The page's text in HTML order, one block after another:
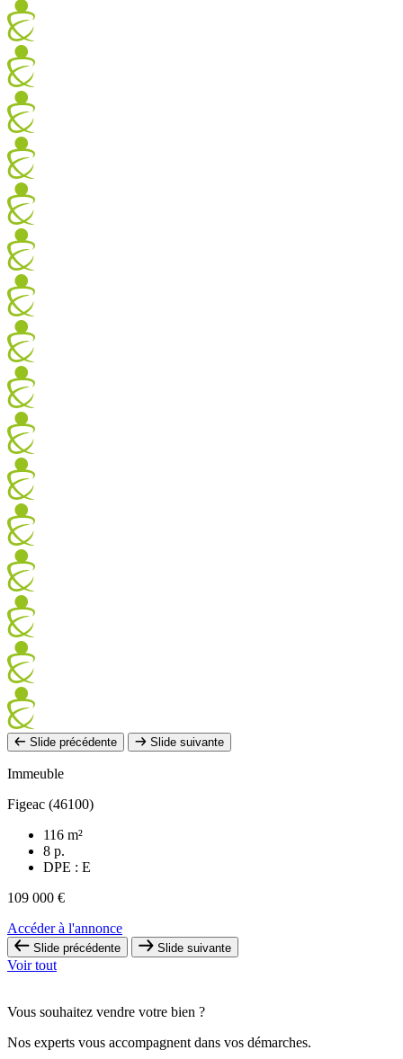
Slide précédente Slide suivante
Immeuble
Figeac (46100)
116 m²
8 p.
DPE : E
109 000 €
Accéder à l'annonce
Slide précédente Slide suivante
Voir tout
Vous souhaitez vendre votre bien ?
Nos experts vous accompagnent dans vos démarches.